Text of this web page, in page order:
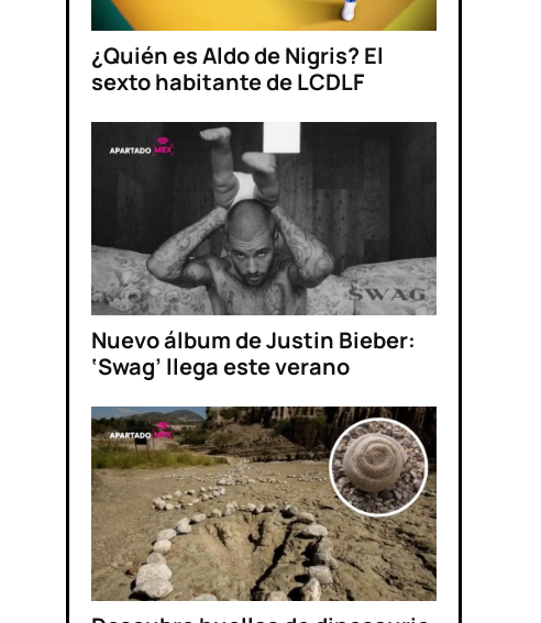
¿Quién es Aldo de Nigris? El
sexto habitante de LCDLF
Nuevo álbum de Justin Bieber:
‘Swag’ llega este verano